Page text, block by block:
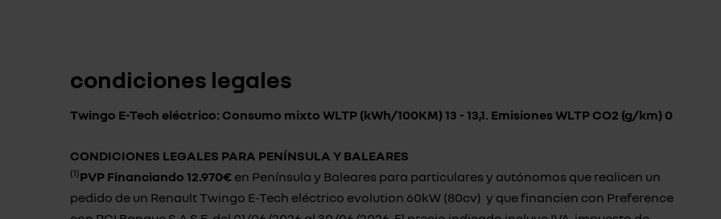
condiciones legales
Twingo E-Tech eléctrico: Consumo mixto WLTP (kWh/100KM) 13 - 13,1. Emisiones WLTP CO2 (g/km) 0
CONDICIONES LEGALES PARA PENÍNSULA Y BALEARES
(1)PVP Financiando 12.970€ en Península y Baleares para particulares y autónomos que realicen un
pedido de un Renault Twingo E-Tech eléctrico evolution 60kW (80cv) y que financien con Preference